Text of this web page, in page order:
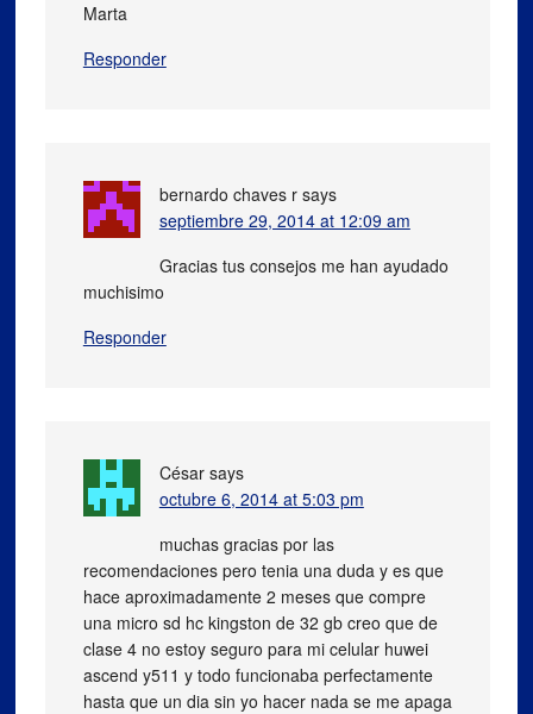
Marta
Responder
bernardo chaves r says
septiembre 29, 2014 at 12:09 am
Gracias tus consejos me han ayudado
muchisimo
Responder
César says
octubre 6, 2014 at 5:03 pm
muchas gracias por las
recomendaciones pero tenia una duda y es que
hace aproximadamente 2 meses que compre
una micro sd hc kingston de 32 gb creo que de
clase 4 no estoy seguro para mi celular huwei
ascend y511 y todo funcionaba perfectamente
hasta que un dia sin yo hacer nada se me apaga